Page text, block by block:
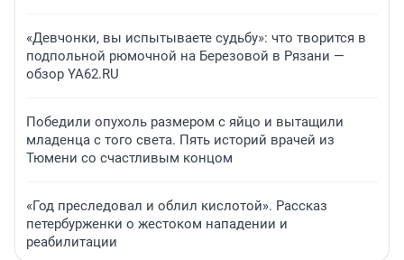
«Девчонки, вы испытываете судьбу»: что творится в
подпольной рюмочной на Березовой в Рязани —
обзор YA62.RU
Победили опухоль размером с яйцо и вытащили
младенца с того света. Пять историй врачей из
Тюмени со счастливым концом
«Год преследовал и облил кислотой». Рассказ
петербурженки о жестоком нападении и
реабилитации